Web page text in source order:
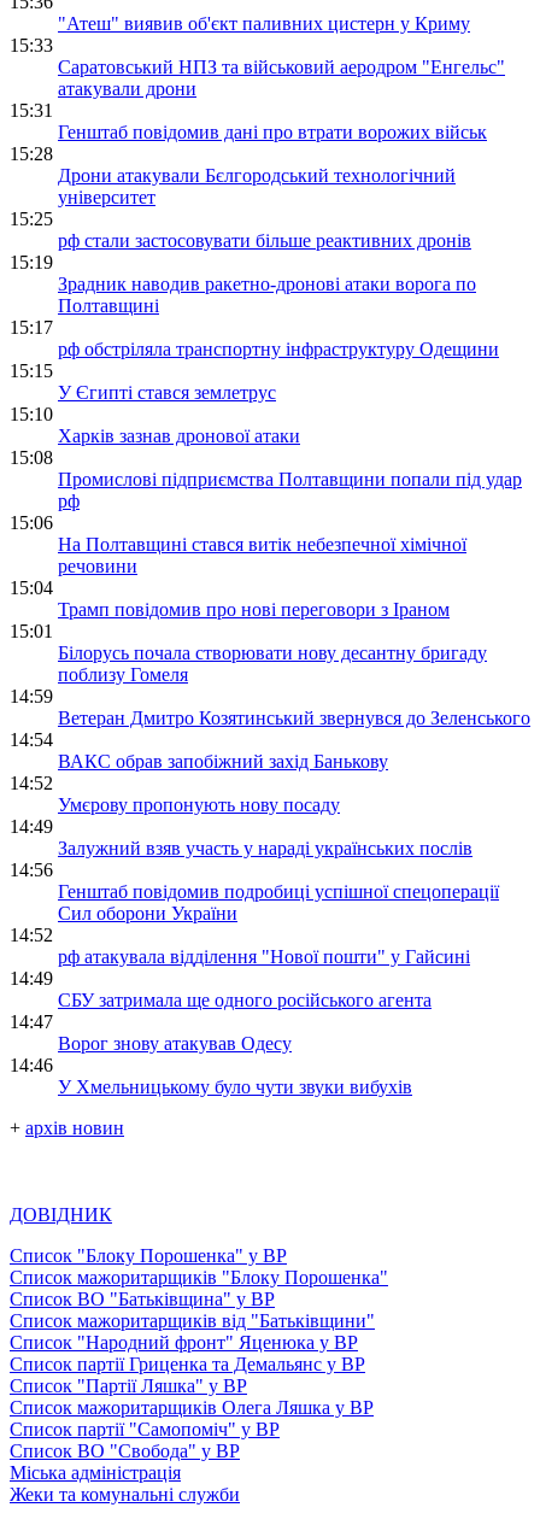
"Атеш" виявив об'єкт паливних цистерн у Криму
15:33
Саратовський НПЗ та військовий аеродром "Енгельс"
атакували дрони
15:31
Генштаб повідомив дані про втрати ворожих військ
15:28
Дрони атакували Бєлгородський технологічний
університет
15:25
рф стали застосовувати більше реактивних дронів
15:19
Зрадник наводив ракетно-дронові атаки ворога по
Полтавщині
15:17
рф обстріляла транспортну інфраструктуру Одещини
15:15
У Єгипті стався землетрус
15:10
Харків зазнав дронової атаки
15:08
Промислові підприємства Полтавщини попали під удар
рф
15:06
На Полтавщині стався витік небезпечної хімічної
речовини
15:04
Трамп повідомив про нові переговори з Іраном
15:01
Білорусь почала створювати нову десантну бригаду
поблизу Гомеля
14:59
Ветеран Дмитро Козятинський звернувся до Зеленського
14:54
ВАКС обрав запобіжний захід Банькову
14:52
Умєрову пропонують нову посаду
14:49
Залужний взяв участь у нараді українських послів
14:56
Генштаб повідомив подробиці успішної спецоперації
Сил оборони України
14:52
рф атакувала відділення "Нової пошти" у Гайсині
14:49
СБУ затримала ще одного російського агента
14:47
Ворог знову атакував Одесу
14:46
У Хмельницькому було чути звуки вибухів
+ архів новин
ДОВІДНИК
Список "Блоку Порошенка" у ВР
Список мажоритарщиків "Блоку Порошенка"
Список ВО "Батьківщина" у ВР
Список мажоритарщиків від "Батьківщини"
Список "Народний фронт" Яценюка у ВР
Список партії Гриценка та Демальянс у ВР
Список "Партії Ляшка" у ВР
Список мажоритарщиків Олега Ляшка у ВР
Список партії "Самопоміч" у ВР
Список ВО "Свобода" у ВР
Міська адміністрація
Жеки та комунальні служби